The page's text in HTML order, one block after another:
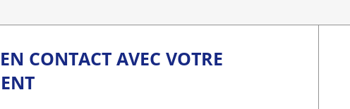
CONTACT AVEC VOTRE